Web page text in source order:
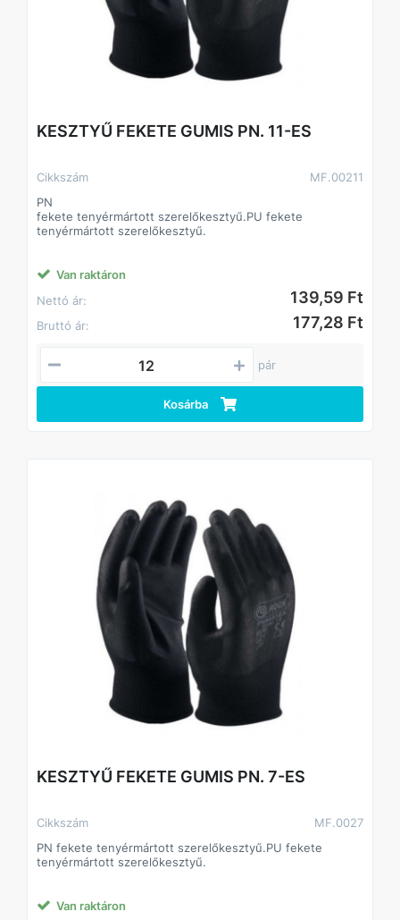
KESZTYŰ FEKETE GUMIS PN. 11-ES
Cikkszám
MF.00211
PN
fekete tenyérmártott szerelőkesztyű.PU fekete
tenyérmártott szerelőkesztyű.
Van raktáron
Nettó ár:
139,59 Ft
Bruttó ár: 177,28 Ft
pár
Kosárba
KESZTYŰ FEKETE GUMIS PN. 7-ES
Cikkszám
MF.0027
PN fekete tenyérmártott szerelőkesztyű.PU fekete
tenyérmártott szerelőkesztyű.
Van raktáron